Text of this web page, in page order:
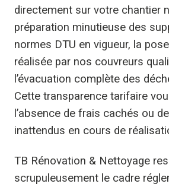
directement sur votre chantier
préparation minutieuse des
normes DTU en vigueur, la
réalisée par nos couvreurs
l’évacuation complète des
Cette transparence tarifaire
l’absence de frais cachés ou
inattendus en cours de
TB Rénovation & Nettoyage
scrupuleusement le cadre